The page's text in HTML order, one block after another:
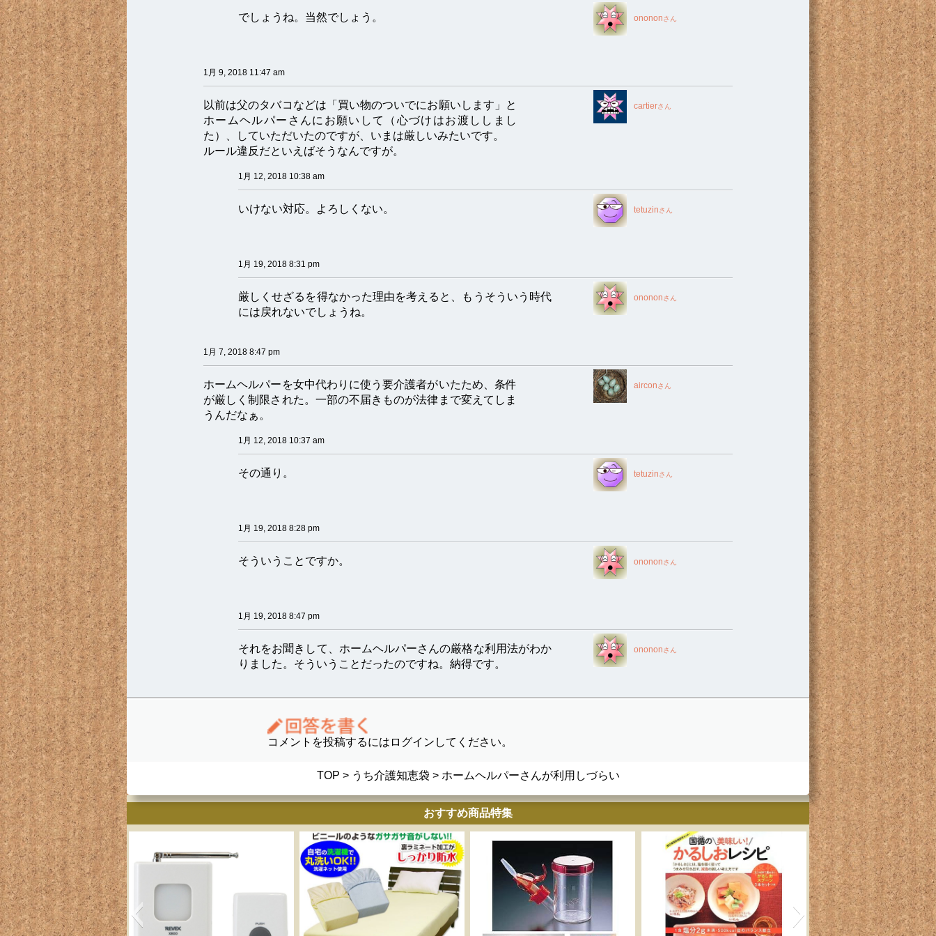
onononさん
でしょうね。当然でしょう。
1月 9, 2018 11:47 am
cartierさん
以前は父のタバコなどは「買い物のついでにお願いします」と
ホームヘルパーさんにお願いして（心づけはお渡ししまし
た）、していただいたのですが、いまは厳しいみたいです。
ルール違反だといえばそうなんですが。
1月 12, 2018 10:38 am
tetuzinさん
いけない対応。よろしくない。
1月 19, 2018 8:31 pm
onononさん
厳しくせざるを得なかった理由を考えると、もうそういう時代
には戻れないでしょうね。
1月 7, 2018 8:47 pm
airconさん
ホームヘルパーを女中代わりに使う要介護者がいたため、条件
が厳しく制限された。一部の不届きものが法律まで変えてしま
うんだなぁ。
1月 12, 2018 10:37 am
tetuzinさん
その通り。
1月 19, 2018 8:28 pm
onononさん
そういうことですか。
1月 19, 2018 8:47 pm
onononさん
それをお聞きして、ホームヘルパーさんの厳格な利用法がわか
りました。そういうことだったのですね。納得です。
コメントを投稿するにはログインしてください。
TOP > うち介護知恵袋 > ホームヘルパーさんが利用しづらい
おすすめ商品特集